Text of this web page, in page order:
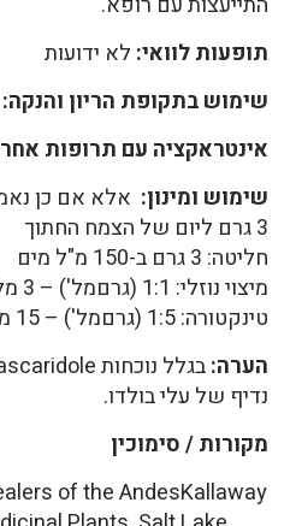
תופעות לוואי: לא ידועות
שימוש בתקופת הריון והנקה:
אינטראקציה עם תרופות
שימוש ומינון: אלא אם כן
3 גרם ליום של הצמח החתוך
חליטה: 3 גרם ב-150 מ"ל מים
מיצוי נוזלי: 1:1 (גרםמל') – 3 מל'
טינקטורה: 1:5 (גרםמל') – 15 מל'
הערה:
נדיף של עלי בולדו.
מקורות / סימוכין
of the AndesKallaway